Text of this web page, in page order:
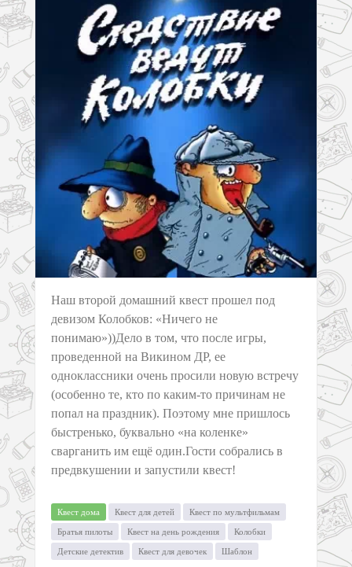
Наш второй домашний квест прошел под
девизом Колобков: «Ничего не
понимаю»))Дело в том, что после игры,
проведенной на Викином ДР, ее
одноклассники очень просили новую встречу
(особенно те, кто по каким-то причинам не
попал на праздник). Поэтому мне пришлось
быстренько, буквально «на коленке»
сварганить им ещё один.Гости собрались в
предвкушении и запустили квест!
Квест дома Квест для детей Квест по мультфильмам
Братья пилоты Квест на день рождения Колобки
Детские детектив Квест для девочек Шаблон